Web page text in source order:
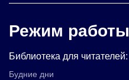
Режим работы
Библиотека для читателей:
Будние дни